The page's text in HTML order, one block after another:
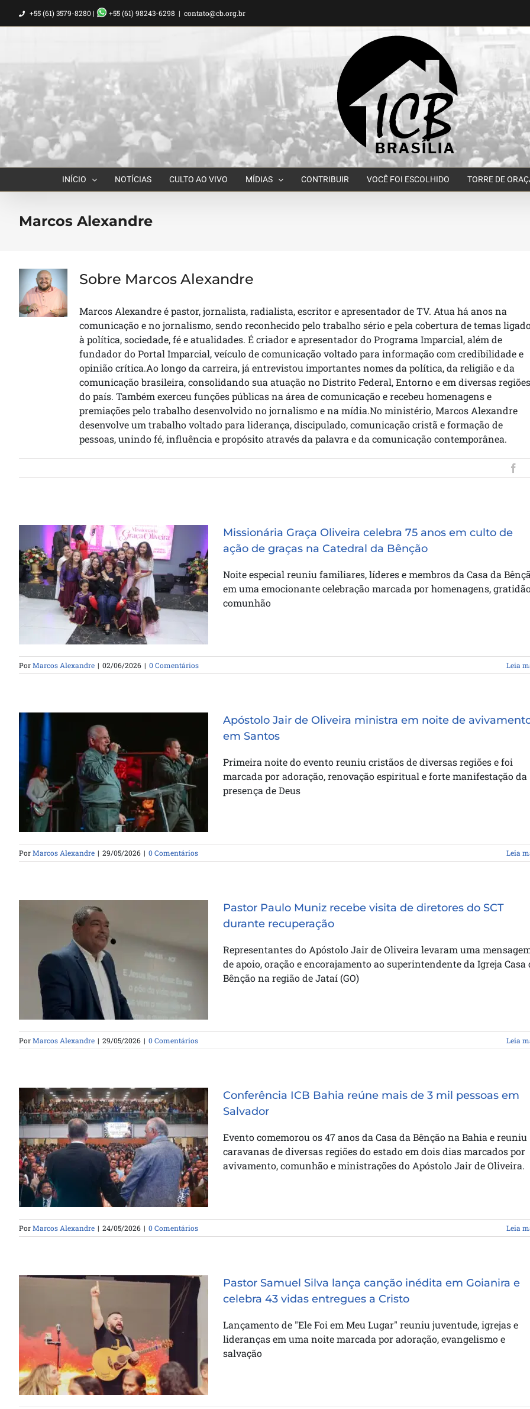
para
+55 (61) 3579-8280 | +55 (61) 98243-6298 | contato@cb.org.br
INÍCIO NOTÍCIAS CULTO AO VIVO MÍDIAS CONTRIBUIR VOCÊ FOI ESCOLHIDO TORRE DE
Marcos Alexandre
Sobre Marcos Alexandre
Marcos Alexandre é pastor, jornalista, radialista, escritor e apresentador de TV. Atua há anos na
comunicação e no jornalismo, sendo reconhecido pelo trabalho sério e pela cobertura de temas
à política, sociedade, fé e atualidades. É criador e apresentador do Programa Imparcial, além de
fundador do Portal Imparcial, veículo de comunicação voltado para informação com credibilidade e
opinião crítica.Ao longo da carreira, já entrevistou importantes nomes da política, da religião e da
comunicação brasileira, consolidando sua atuação no Distrito Federal, Entorno e em diversas regiões
do país. Também exerceu funções públicas na área de comunicação e recebeu homenagens e
premiações pelo trabalho desenvolvido no jornalismo e na mídia.No ministério, Marcos Alexandre
desenvolve um trabalho voltado para liderança, discipulado, comunicação cristã e formação de
pessoas, unindo fé, influência e propósito através da palavra e da comunicação contemporânea.
Missionária Graça Oliveira celebra
75 anos em culto de ação de
graças na Catedral da Bênção
Missionária Graça Oliveira celebra 75 anos em culto de
ação de graças na Catedral da Bênção
Noite especial reuniu familiares, líderes e membros da Casa da
em uma emocionante celebração marcada por homenagens,
comunhão
PorMarcos Alexandre | 02/06/2026 | 0 Comentários Leia
Apóstolo Jair de Oliveira ministra
em noite de avivamento em
Santos
Apóstolo Jair de Oliveira ministra em noite de
em Santos
Primeira noite do evento reuniu cristãos de diversas regiões e foi
marcada por adoração, renovação espiritual e forte manifestação da
presença de Deus
PorMarcos Alexandre | 29/05/2026 | 0 Comentários Leia
Pastor Paulo Muniz recebe visita
de diretores do SCT durante
recuperação
Pastor Paulo Muniz recebe visita de diretores do SCT
durante recuperação
Representantes do Apóstolo Jair de Oliveira levaram uma
de apoio, oração e encorajamento ao superintendente da Igreja Casa
Bênção na região de Jataí (GO)
PorMarcos Alexandre | 29/05/2026 | 0 Comentários Leia
Conferência ICB Bahia reúne
mais de 3 mil pessoas em
Salvador
Conferência ICB Bahia reúne mais de 3 mil pessoas em
Salvador
Evento comemorou os 47 anos da Casa da Bênção na Bahia e reuniu
caravanas de diversas regiões do estado em dois dias marcados por
avivamento, comunhão e ministrações do Apóstolo Jair de Oliveira.
PorMarcos Alexandre | 24/05/2026 | 0 Comentários Leia
Pastor Samuel Silva lança canção
inédita em Goianira e celebra 43
vidas entregues a Cristo
Pastor Samuel Silva lança canção inédita em Goianira e
celebra 43 vidas entregues a Cristo
Lançamento de "Ele Foi em Meu Lugar" reuniu juventude, igrejas e
lideranças em uma noite marcada por adoração, evangelismo e
salvação